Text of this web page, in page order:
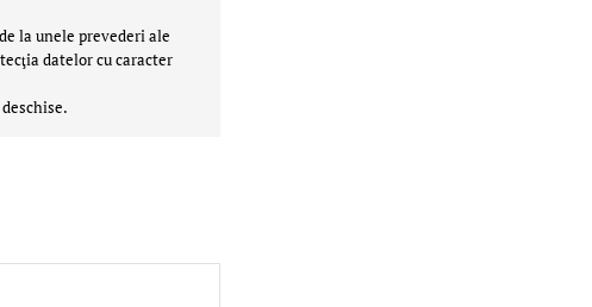
la unele prevederi ale
datelor cu caracter